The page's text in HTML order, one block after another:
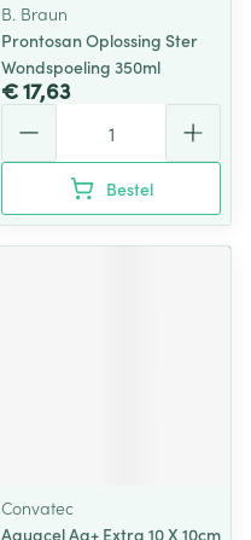
B. Braun
Prontosan Oplossing Ster
Wondspoeling 350ml
€ 17,63
Bestel
Convatec
Aquacel Ag+ Extra 10 X 10cm